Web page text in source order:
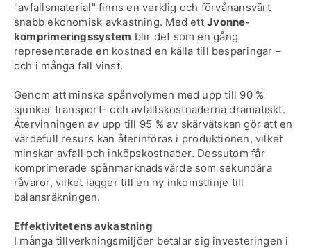
"avfallsmaterial" finns en verklig och förvånansvärt
snabb ekonomisk avkastning. Med ettJvonne-
komprimeringssystem blir det som en gång
representerade en kostnad en källa till besparingar –
och i många fall vinst.
Genom att minska spånvolymen med upp till 90 %
sjunker transport- och avfallskostnaderna dramatiskt.
Återvinningen av upp till 95 % av skärvätskan gör att en
värdefull resurs kan återinföras i produktionen, vilket
minskar avfall och inköpskostnader. Dessutom får
komprimerade spånmarknadsvärde som sekundära
råvaror, vilket lägger till en ny inkomstlinje till
balansräkningen.
Effektivitetens avkastning
I många tillverkningsmiljöer betalar sig investeringen i